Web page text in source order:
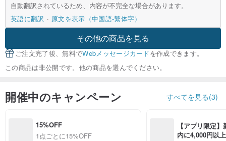
自動翻訳されているため、内容が不完全な場合があります。
英語に翻訳
原文を表示（中国語-繁体字）
その他の商品を見る
ご注文完了後、無料でWebメッセージカードを作成できます。
この商品は非公開です。他の商品を選んでください。
開催中のキャンペーン すべてを見る(3)
15%OFF
1点ごとに15%OFF
【アプリ限定
内に4,000円以